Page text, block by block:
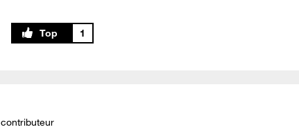
1
contributeur